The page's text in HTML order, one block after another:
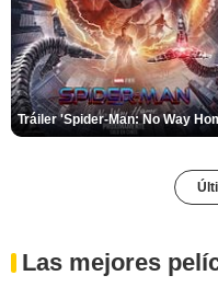
Tráiler 'Spider-Man: No Way
Las mejores